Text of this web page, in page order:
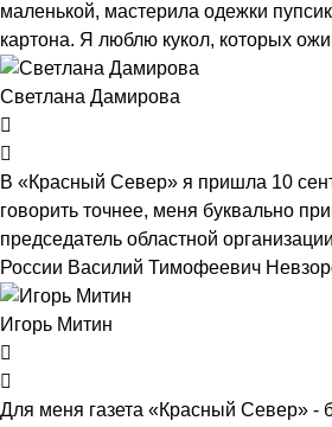
маленькой, мастерила одежки
картона. Я люблю кукол, которых
Светлана Дамирова
В «Красный Север» я пришла 10
говорить точнее, меня буквально
председатель областной
России Василий Тимофеевич
Игорь Митин
Для меня газета «Красный Север» -